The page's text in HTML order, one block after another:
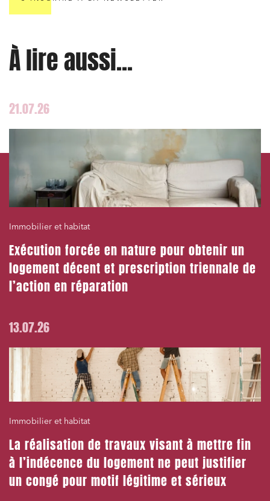
À lire aussi...
21.07.26
Immobilier et habitat
Exécution forcée en nature pour obtenir un
logement décent et prescription triennale de
l’action en réparation
13.07.26
Immobilier et habitat
La réalisation de travaux visant à mettre fin
à l’indécence du logement ne peut justifier
un congé pour motif légitime et sérieux
J'ai lu et j'accepte la